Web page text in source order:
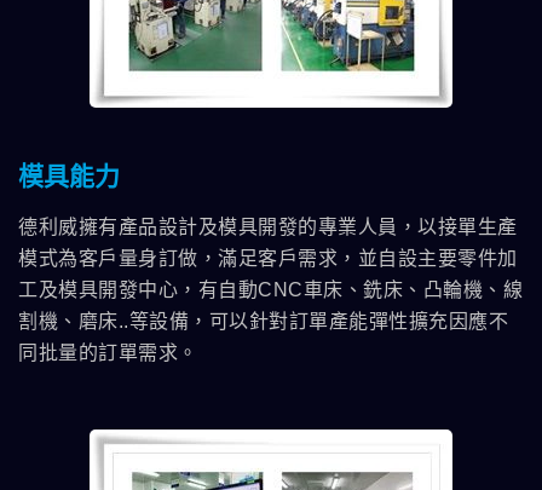
模具能力
德利威擁有產品設計及模具開發的專業人員，以接單生產
模式為客戶量身訂做，滿足客戶需求，並自設主要零件加
工及模具開發中心，有自動CNC車床、銑床、凸輪機、線
割機、磨床..等設備，可以針對訂單產能彈性擴充因應不
同批量的訂單需求。